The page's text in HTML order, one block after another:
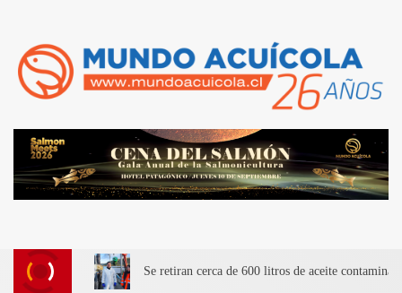
Se retiran cerca de 600 litros de aceite